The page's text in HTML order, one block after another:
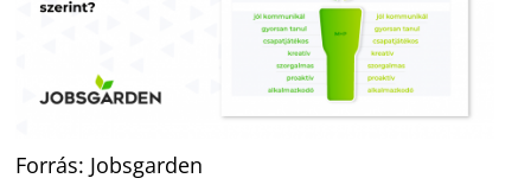
Forrás: Jobsgarden